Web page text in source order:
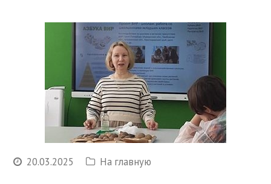
20.03.2025 На главную